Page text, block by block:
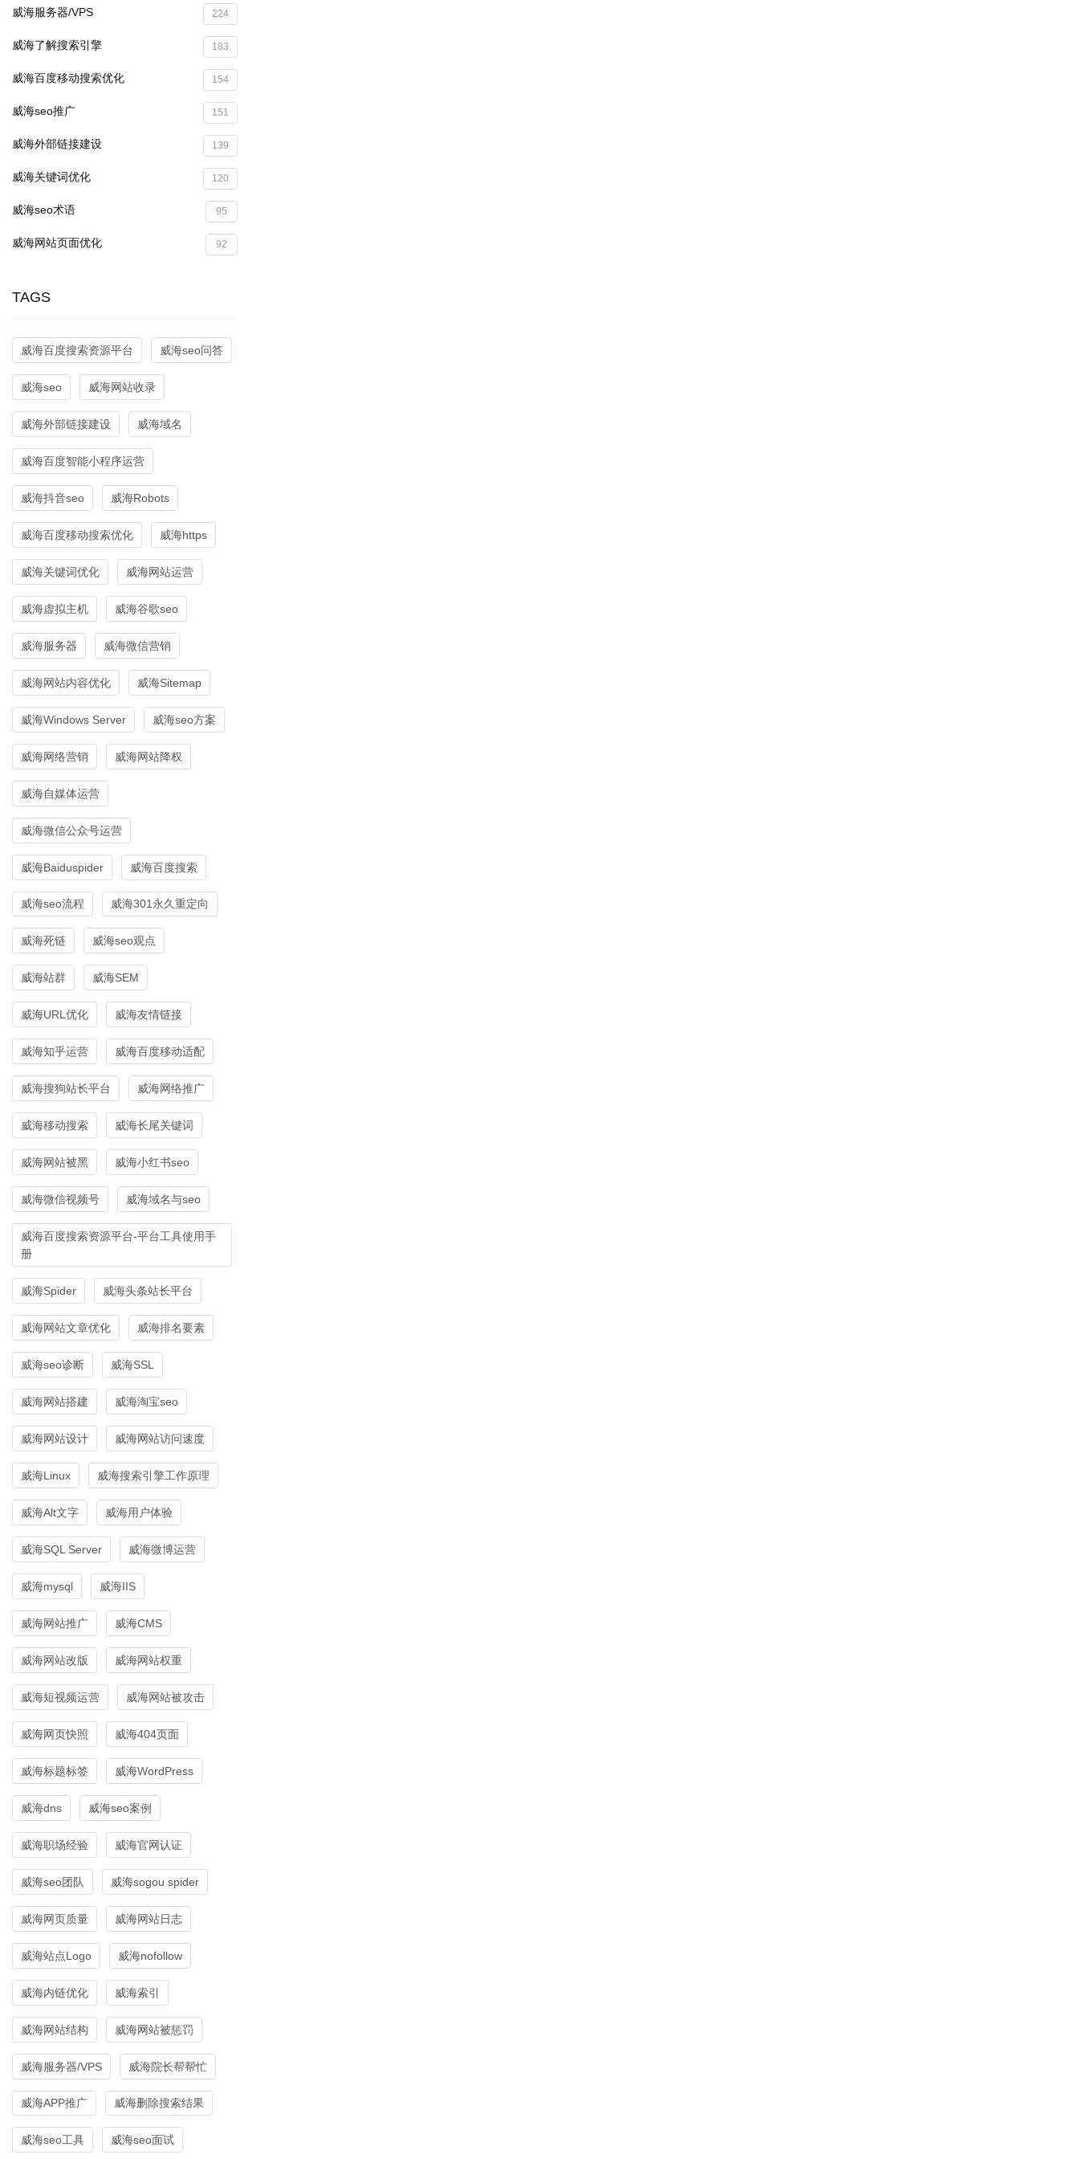
威海服务器/VPS 224
威海了解搜索引擎 183
威海百度移动搜索优化 154
威海seo推广 151
威海外部链接建设 139
威海关键词优化 120
威海seo术语 95
威海网站页面优化 92
TAGS
威海百度搜索资源平台 威海seo问答
威海seo 威海网站收录
威海外部链接建设 威海域名
威海百度智能小程序运营
威海抖音seo 威海Robots
威海百度移动搜索优化 威海https
威海关键词优化 威海网站运营
威海虚拟主机 威海谷歌seo
威海服务器 威海微信营销
威海网站内容优化 威海Sitemap
威海Windows Server 威海seo方案
威海网络营销 威海网站降权
威海自媒体运营
威海微信公众号运营
威海Baiduspider 威海百度搜索
威海seo流程 威海301永久重定向
威海死链 威海seo观点
威海站群 威海SEM
威海URL优化 威海友情链接
威海知乎运营 威海百度移动适配
威海搜狗站长平台 威海网络推广
威海移动搜索 威海长尾关键词
威海网站被黑 威海小红书seo
威海微信视频号 威海域名与seo
威海百度搜索资源平台-平台工具使用手
册
威海Spider 威海头条站长平台
威海网站文章优化 威海排名要素
威海seo诊断 威海SSL
威海网站搭建 威海淘宝seo
威海网站设计 威海网站访问速度
威海Linux 威海搜索引擎工作原理
威海Alt文字 威海用户体验
威海SQL Server 威海微博运营
威海mysql 威海IIS
威海网站推广 威海CMS
威海网站改版 威海网站权重
威海短视频运营 威海网站被攻击
威海网页快照 威海404页面
威海标题标签 威海WordPress
威海dns 威海seo案例
威海职场经验 威海官网认证
威海seo团队 威海sogou spider
威海网页质量 威海网站日志
威海站点Logo 威海nofollow
威海内链优化 威海索引
威海网站结构 威海网站被惩罚
威海服务器/VPS 威海院长帮帮忙
威海APP推广 威海删除搜索结果
威海seo工具 威海seo面试